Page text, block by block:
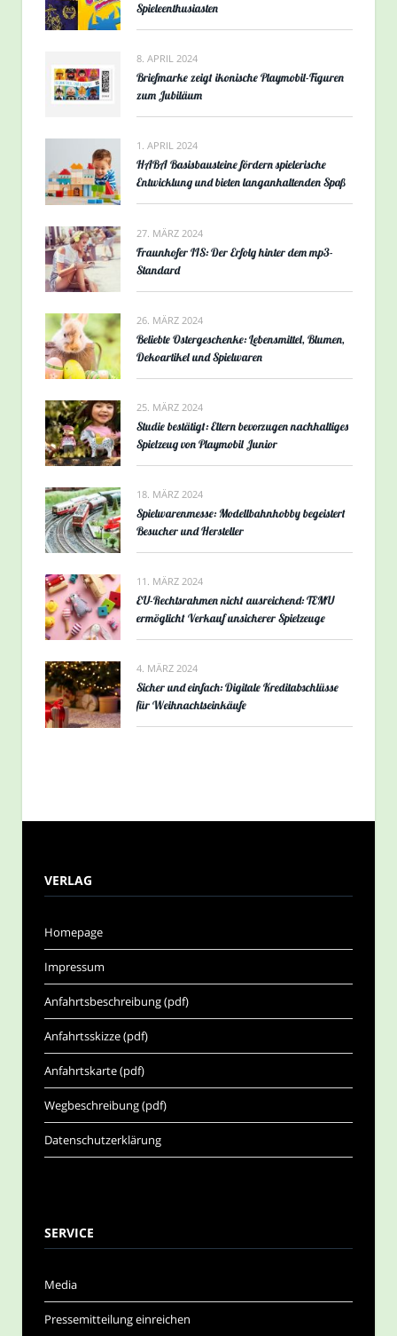
Spieleenthusiasten
8. APRIL 2024
Briefmarke zeigt ikonische Playmobil-Figuren
zum Jubiläum
1. APRIL 2024
HABA Basisbausteine fördern spielerische
Entwicklung und bieten langanhaltenden Spaß
27. MÄRZ 2024
Fraunhofer IIS: Der Erfolg hinter dem mp3-
Standard
26. MÄRZ 2024
Beliebte Ostergeschenke: Lebensmittel, Blumen,
Dekoartikel und Spielwaren
25. MÄRZ 2024
Studie bestätigt: Eltern bevorzugen nachhaltiges
Spielzeug von Playmobil Junior
18. MÄRZ 2024
Spielwarenmesse: Modellbahnhobby begeistert
Besucher und Hersteller
11. MÄRZ 2024
EU-Rechtsrahmen nicht ausreichend: TEMU
ermöglicht Verkauf unsicherer Spielzeuge
4. MÄRZ 2024
Sicher und einfach: Digitale Kreditabschlüsse
für Weihnachtseinkäufe
VERLAG
Homepage
Impressum
Anfahrtsbeschreibung (pdf)
Anfahrtsskizze (pdf)
Anfahrtskarte (pdf)
Wegbeschreibung (pdf)
Datenschutzerklärung
SERVICE
Media
Pressemitteilung einreichen